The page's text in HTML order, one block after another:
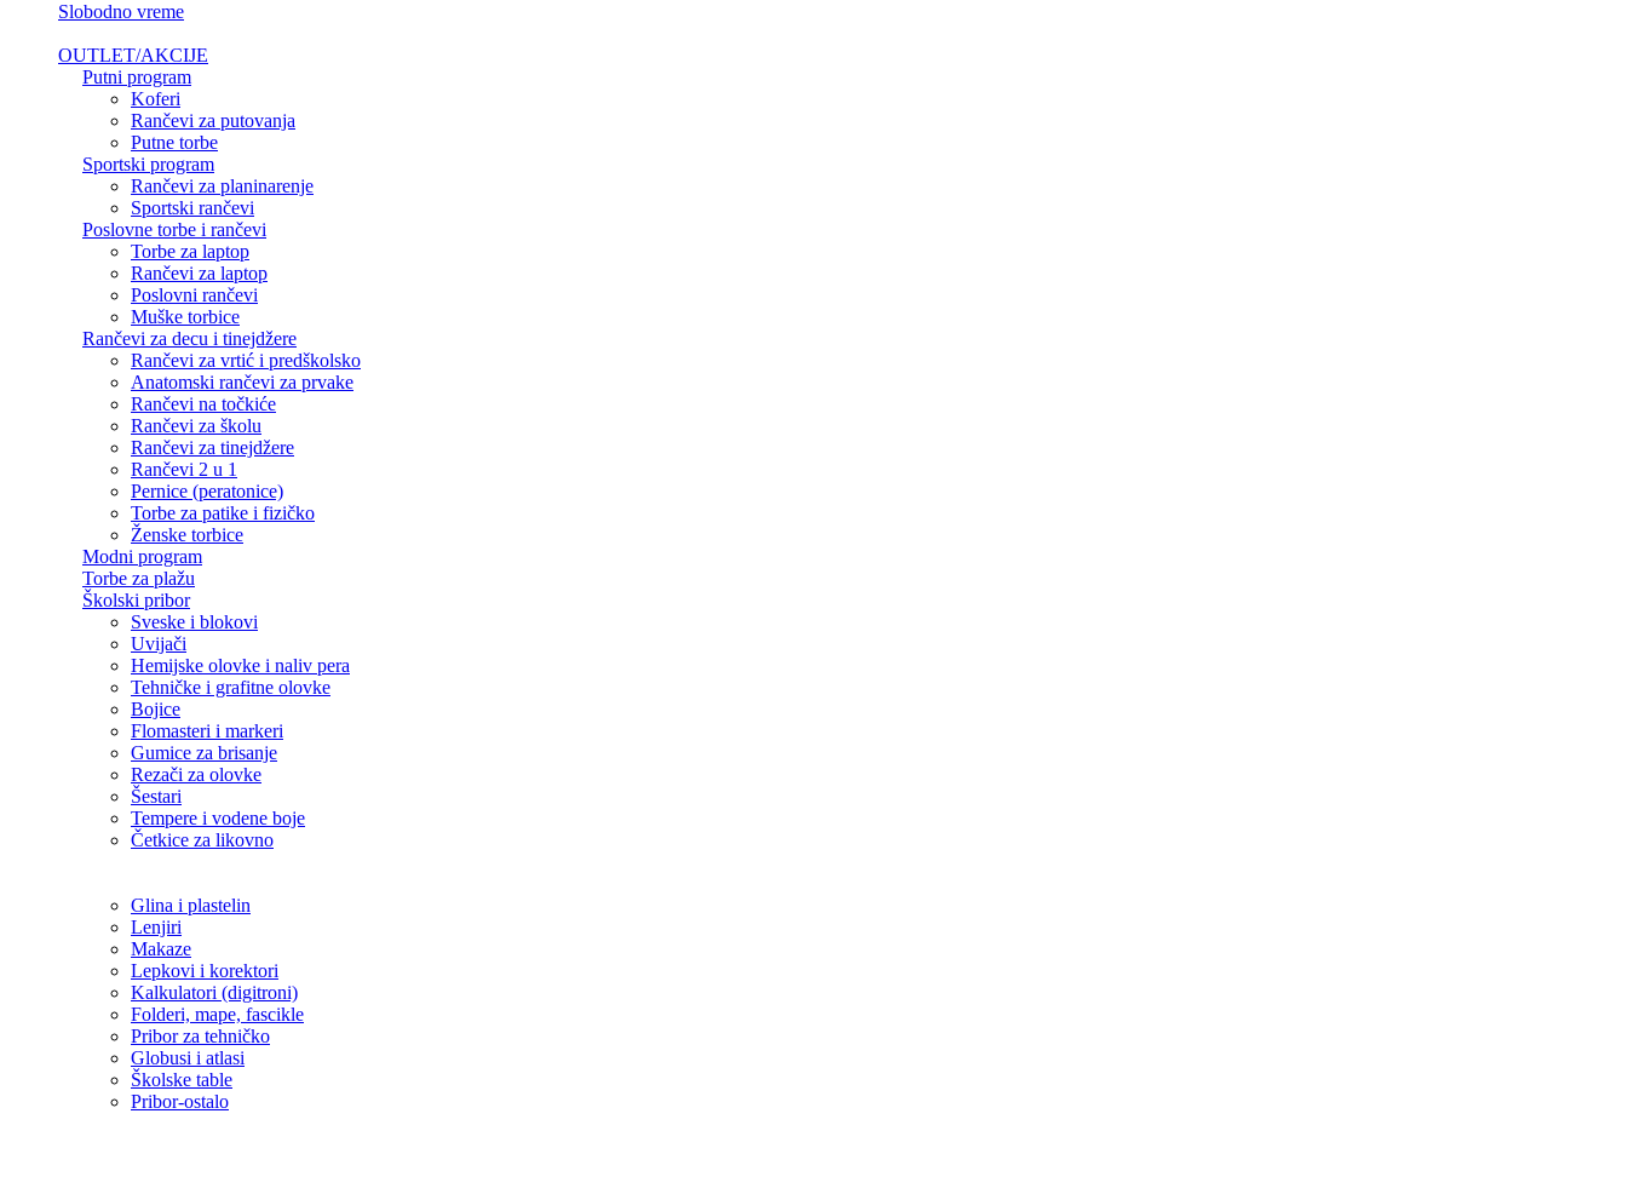
Slobodno vreme
OUTLET/AKCIJE
Putni program
Koferi
Rančevi za putovanja
Putne torbe
Sportski program
Rančevi za planinarenje
Sportski rančevi
Poslovne torbe i rančevi
Torbe za laptop
Rančevi za laptop
Poslovni rančevi
Muške torbice
Rančevi za decu i tinejdžere
Rančevi za vrtić i predškolsko
Anatomski rančevi za prvake
Rančevi na točkiće
Rančevi za školu
Rančevi za tinejdžere
Rančevi 2 u 1
Pernice (peratonice)
Torbe za patike i fizičko
Ženske torbice
Modni program
Torbe za plažu
Školski pribor
Sveske i blokovi
Uvijači
Hemijske olovke i naliv pera
Tehničke i grafitne olovke
Bojice
Flomasteri i markeri
Gumice za brisanje
Rezači za olovke
Šestari
Tempere i vodene boje
Četkice za likovno
Glina i plastelin
Lenjiri
Makaze
Lepkovi i korektori
Kalkulatori (digitroni)
Folderi, mape, fascikle
Pribor za tehničko
Globusi i atlasi
Školske table
Pribor-ostalo